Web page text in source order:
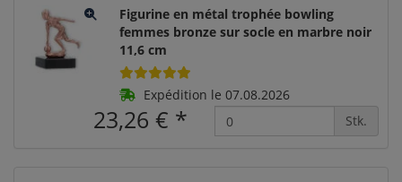
Figurine en métal trophée bowling
femmes bronze sur socle en marbre noir
11,6 cm
Expédition le 07.08.2026
23,26 € * Stk.